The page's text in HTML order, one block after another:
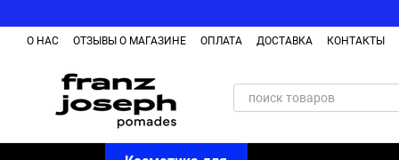
О НАС ОТЗЫВЫ О МАГАЗИНЕ ОПЛАТА ДОСТАВКА КОНТАКТЫ